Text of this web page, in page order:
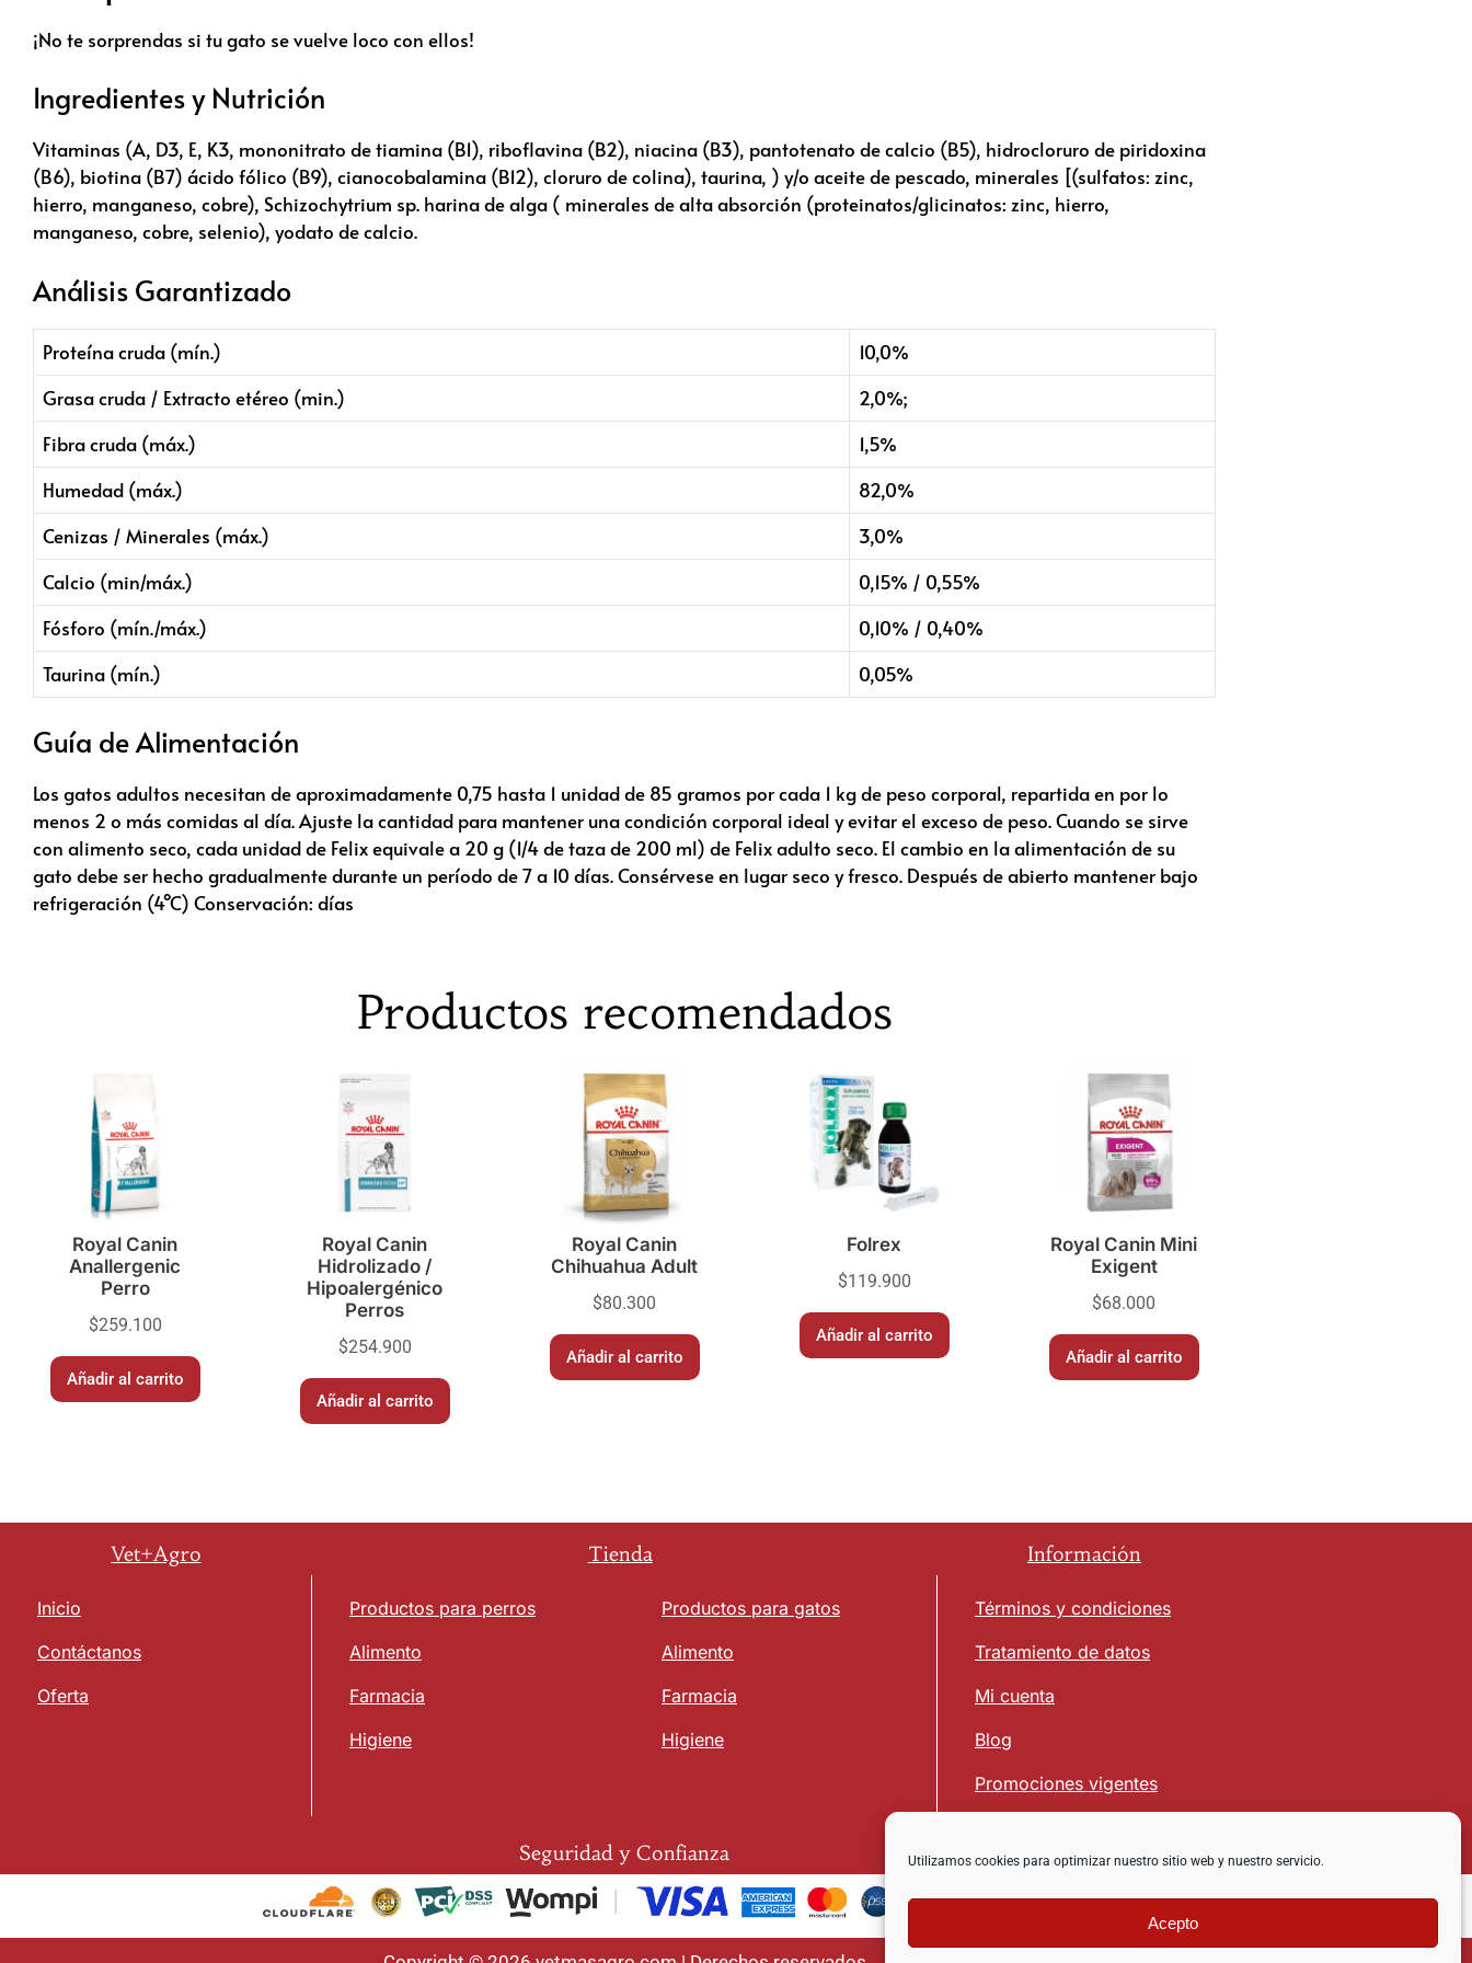
Utilizamos cookies para optimizar nuestro sitio web y nuestro servicio.
Acepto
¡No te sorprendas si tu gato se vuelve loco con ellos!
Ingredientes y Nutrición
Vitaminas (A, D3, E, K3, mononitrato de tiamina (B1), riboflavina (B2), niacina (B3), pantotenato de calcio (B5), hidrocloruro de piridoxina
(B6), biotina (B7) ácido fólico (B9), cianocobalamina (B12), cloruro de colina), taurina, ) y/o aceite de pescado, minerales [(sulfatos: zinc,
hierro, manganeso, cobre), Schizochytrium sp. harina de alga ( minerales de alta absorción (proteinatos/glicinatos: zinc, hierro,
manganeso, cobre, selenio), yodato de calcio.
Análisis Garantizado
Proteína cruda (mín.)
10,0%
Grasa cruda / Extracto etéreo (min.)
2,0%;
Fibra cruda (máx.)
1,5%
Humedad (máx.)
82,0%
Cenizas / Minerales (máx.)
3,0%
Calcio (min/máx.)
0,15% / 0,55%
Fósforo (mín./máx.)
0,10% / 0,40%
Taurina (mín.)
0,05%
Guía de Alimentación
Los gatos adultos necesitan de aproximadamente 0,75 hasta 1 unidad de 85 gramos por cada 1 kg de peso corporal, repartida en por lo
menos 2 o más comidas al día. Ajuste la cantidad para mantener una condición corporal ideal y evitar el exceso de peso. Cuando se sirve
con alimento seco, cada unidad de Felix equivale a 20 g (1/4 de taza de 200 ml) de Felix adulto seco. El cambio en la alimentación de su
gato debe ser hecho gradualmente durante un período de 7 a 10 días. Consérvese en lugar seco y fresco. Después de abierto mantener bajo
refrigeración (4°C) Conservación: días
Productos recomendados
Royal Canin
Anallergenic
Perro
$259.100
Añadir al carrito
Royal Canin
Hidrolizado /
Hipoalergénico
Perros
$254.900
Añadir al carrito
Royal Canin
Chihuahua Adult
$80.300
Añadir al carrito
Folrex
$119.900
Añadir al carrito
Royal Canin Mini
Exigent
$68.000
Añadir al carrito
Vet+Agro Tienda Información
Inicio
Contáctanos
Oferta
Productos para perros
Alimento
Farmacia
Higiene
Productos para gatos
Alimento
Farmacia
Higiene
Términos y condiciones
Tratamiento de datos
Mi cuenta
Blog
Promociones vigentes
Seguridad y Confianza